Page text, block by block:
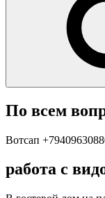
По всем
Вотсап
работа с